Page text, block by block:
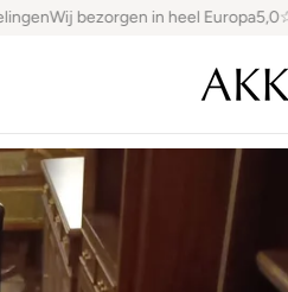
Wij bezorgen in heel Europa5,0☆